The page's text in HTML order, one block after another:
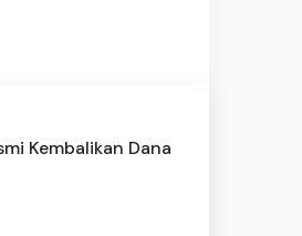
Kembalikan Dana